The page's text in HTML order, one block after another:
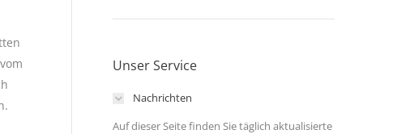
Unser Service
Nachrichten
Auf dieser Seite finden Sie täglich aktualisierte